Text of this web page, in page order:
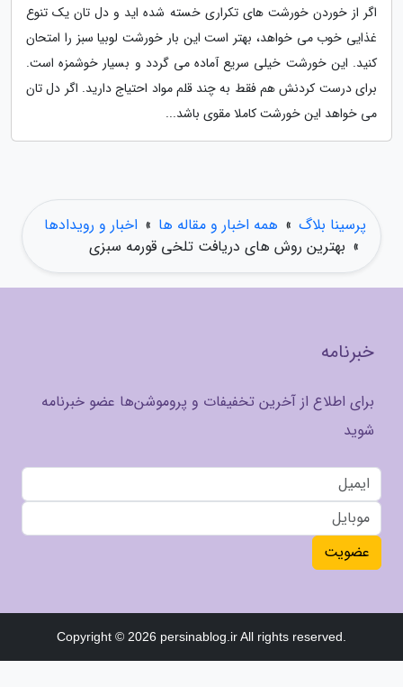
اگر از خوردن خورشت های تکراری خسته شده اید و دل تان یک تنوع
غذایی خوب می خواهد، بهتر است این بار خورشت لوبیا سبز را امتحان
کنید. این خورشت خیلی سریع آماده می گردد و بسیار خوشمزه است.
برای درست کردنش هم فقط به چند قلم مواد احتیاج دارید. اگر دل تان
می خواهد این خورشت کاملا مقوی باشد...
پرسینا بلاگ » همه اخبار و مقاله ها » اخبار و رویدادها
» بهترین روش های دریافت تلخی قورمه سبزی
خبرنامه
برای اطلاع از آخرین تخفیفات و پروموشن‌ها عضو خبرنامه
شوید
عضویت
Copyright © 2026 persinablog.ir All rights reserved.